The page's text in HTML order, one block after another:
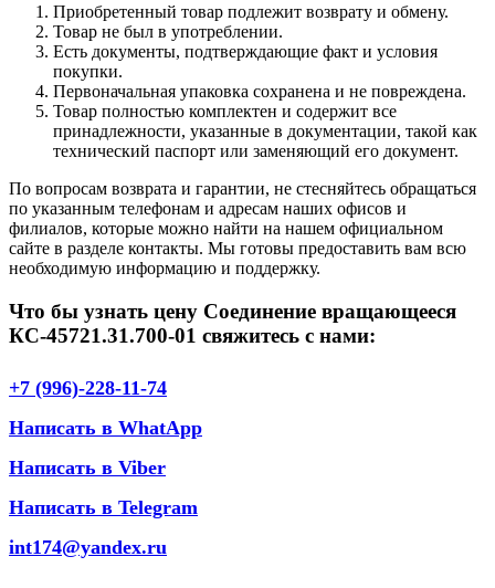
Приобретенный товар подлежит возврату и обмену.
Товар не был в употреблении.
Есть документы, подтверждающие факт и условия
покупки.
Первоначальная упаковка сохранена и не повреждена.
Товар полностью комплектен и содержит все
принадлежности, указанные в документации, такой как
технический паспорт или заменяющий его документ.
По вопросам возврата и гарантии, не стесняйтесь обращаться
по указанным телефонам и адресам наших офисов и
филиалов, которые можно найти на нашем официальном
сайте в разделе контакты. Мы готовы предоставить вам всю
необходимую информацию и поддержку.
Что бы узнать цену Соединение вращающееся
КС-45721.31.700-01 свяжитесь с нами:
+7 (996)-228-11-74
Написать в WhatApp
Написать в Viber
Написать в Telegram
int174@yandex.ru